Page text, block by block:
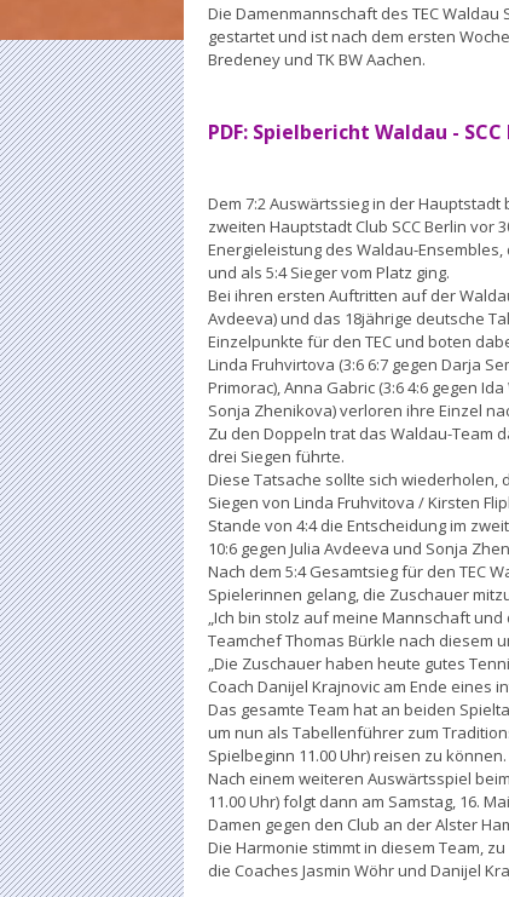
Die Damenmannschaft des TEC
gestartet und ist nach dem ersten
Bredeney und TK BW Aachen.
PDF: Spielbericht Waldau -
Dem 7:2 Auswärtssieg in der
zweiten Hauptstadt Club SCC Berlin
Energieleistung des Waldau-
und als 5:4 Sieger vom Platz ging.
Bei ihren ersten Auftritten auf der
Avdeeva) und das 18jährige deutsche
Einzelpunkte für den TEC und boten
Linda Fruhvirtova (3:6 6:7 gegen Darja
Primorac), Anna Gabric (3:6 4:6 gegen
Sonja Zhenikova) verloren ihre Einzel
Zu den Doppeln trat das Waldau-Team
drei Siegen führte.
Diese Tatsache sollte sich
Siegen von Linda Fruhvitova / Kirsten
Stande von 4:4 die Entscheidung im
10:6 gegen Julia Avdeeva und Sonja
Nach dem 5:4 Gesamtsieg für den TEC
Spielerinnen gelang, die Zuschauer
„Ich bin stolz auf meine Mannschaft
Teamchef Thomas Bürkle nach diesem
„Die Zuschauer haben heute gutes
Coach Danijel Krajnovic am Ende eines
Das gesamte Team hat an beiden
um nun als Tabellenführer zum
Spielbeginn 11.00 Uhr) reisen zu können.
Nach einem weiteren Auswärtsspiel
11.00 Uhr) folgt dann am Samstag, 16.
Damen gegen den Club an der Alster
Die Harmonie stimmt in diesem Team,
die Coaches Jasmin Wöhr und Danijel